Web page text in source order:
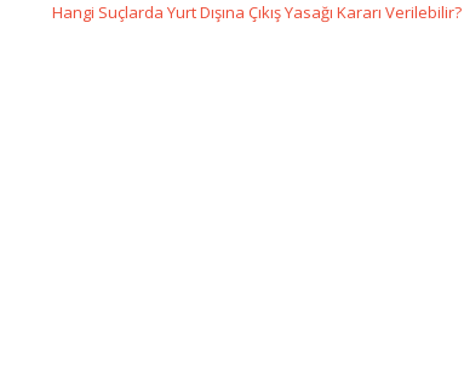
Hangi Suçlarda Yurt Dışına Çıkış Yasağı Kararı Verilebilir?